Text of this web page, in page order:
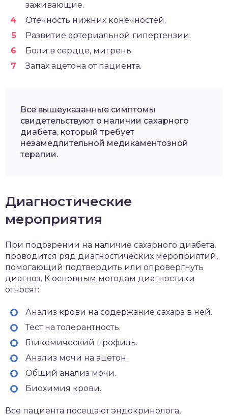
заживающие.
Отечность нижних конечностей.
Развитие артериальной гипертензии.
Боли в сердце, мигрень.
Запах ацетона от пациента.
Все вышеуказанные симптомы
свидетельствуют о наличии сахарного
диабета, который требует
незамедлительной медикаментозной
терапии.
Диагностические
мероприятия
При подозрении на наличие сахарного диабета,
проводится ряд диагностических мероприятий,
помогающий подтвердить или опровергнуть
диагноз. К основным методам диагностики
относят:
Анализ крови на содержание сахара в ней.
Тест на толерантность.
Гликемический профиль.
Анализ мочи на ацетон.
Общий анализ мочи.
Биохимия крови.
Все пациента посещают эндокринолога,